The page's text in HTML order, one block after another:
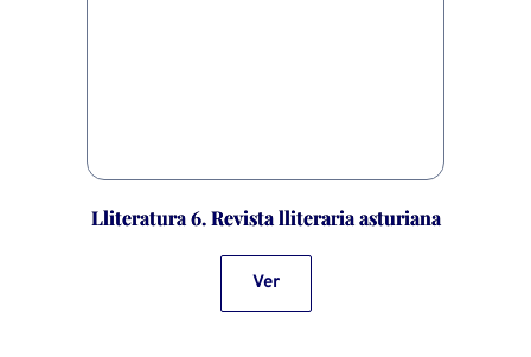
Lliteratura 6. Revista lliteraria asturiana
Ver